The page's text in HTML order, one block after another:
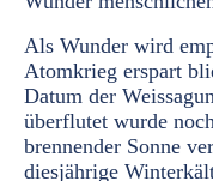
Als Wunder wird
Atomkrieg erspart
Datum der
überflutet wurde
brennender Sonne
diesjährige